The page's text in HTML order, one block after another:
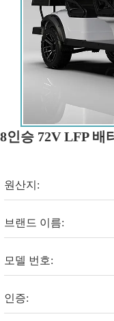
8인승 72V LFP 배
원산지:
브랜드 이름:
모델 번호:
인증: